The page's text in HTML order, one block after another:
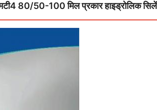
80/50-100 मिल प्रकार हाइड्रोलिक